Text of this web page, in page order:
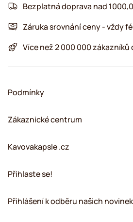
Bezplatná doprava nad
Záruka srovnání ceny - vždy
Více než 2 000 000 zákazníků
Podmínky
Zákaznické centrum
Kavovakapsle .cz
Přihlaste se!
Přihlášení k odběru našich novinek